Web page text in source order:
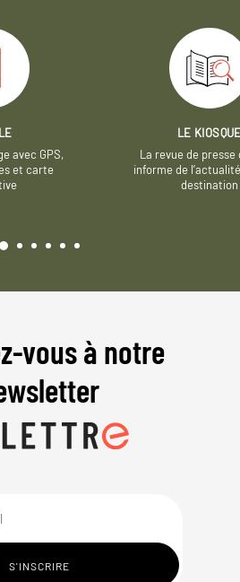
avec GPS,
et carte
LE
La revue de presse
informe de
destination
vous à notre